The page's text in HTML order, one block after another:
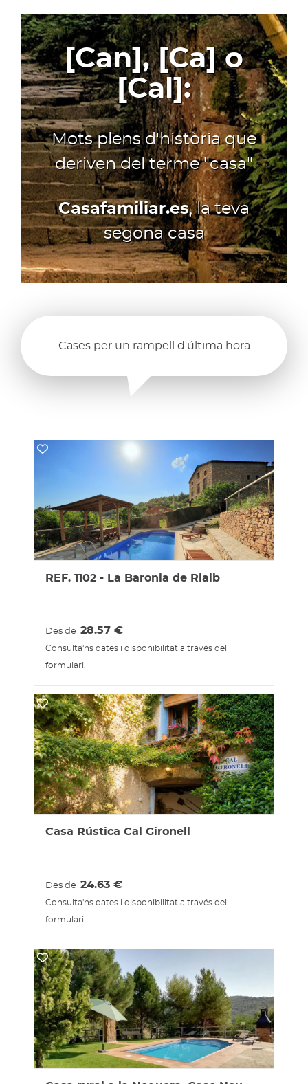
[Can], [Ca] o
[Cal]:
Mots plens d'història que
deriven del terme "casa"
Casafamiliar.es, la teva
segona casa
Cases per un rampell d'última hora
REF. 1102 - La Baronia de Rialb
Des de 28.57€
Consulta'ns dates i disponibilitat a través del
formulari.
Casa Rústica Cal Gironell
Des de 24.63€
Consulta'ns dates i disponibilitat a través del
formulari.